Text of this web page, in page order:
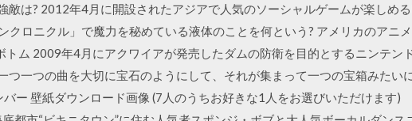
敵は? 2012年4月に開設されたアジアで人気のソーシャルゲームが楽しめ
クロニクル」で魔力を秘めている液体のことを何という? アメリカのアニ
トム 2009年4月にアクワイアが発売したダムの防衛を目的とするニンテン
一つの曲を大切に宝石のようにして、それが集まって一つの宝箱みたい
ー 壁紙ダウンロード画像 (7人のうちお好きな1人をお選びいただけます)